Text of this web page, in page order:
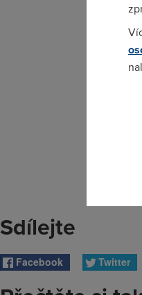
Sdílejte
Facebook Twitter